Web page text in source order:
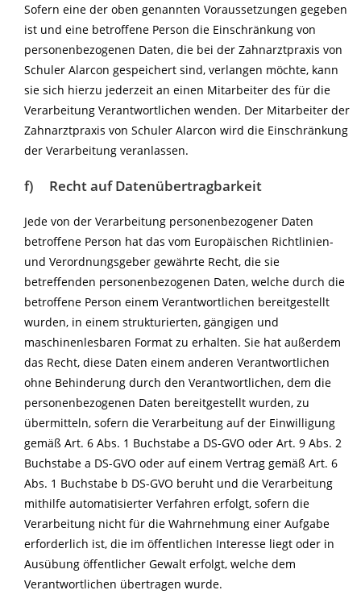
Sofern eine der oben genannten Voraussetzungen gegeben
ist und eine betroffene Person die Einschränkung von
personenbezogenen Daten, die bei der Zahnarztpraxis von
Schuler Alarcon gespeichert sind, verlangen möchte, kann
sie sich hierzu jederzeit an einen Mitarbeiter des für die
Verarbeitung Verantwortlichen wenden. Der Mitarbeiter der
Zahnarztpraxis von Schuler Alarcon wird die Einschränkung
der Verarbeitung veranlassen.
f) Recht auf Datenübertragbarkeit
Jede von der Verarbeitung personenbezogener Daten
betroffene Person hat das vom Europäischen Richtlinien-
und Verordnungsgeber gewährte Recht, die sie
betreffenden personenbezogenen Daten, welche durch die
betroffene Person einem Verantwortlichen bereitgestellt
wurden, in einem strukturierten, gängigen und
maschinenlesbaren Format zu erhalten. Sie hat außerdem
das Recht, diese Daten einem anderen Verantwortlichen
ohne Behinderung durch den Verantwortlichen, dem die
personenbezogenen Daten bereitgestellt wurden, zu
übermitteln, sofern die Verarbeitung auf der Einwilligung
gemäß Art. 6 Abs. 1 Buchstabe a DS-GVO oder Art. 9 Abs. 2
Buchstabe a DS-GVO oder auf einem Vertrag gemäß Art. 6
Abs. 1 Buchstabe b DS-GVO beruht und die Verarbeitung
mithilfe automatisierter Verfahren erfolgt, sofern die
Verarbeitung nicht für die Wahrnehmung einer Aufgabe
erforderlich ist, die im öffentlichen Interesse liegt oder in
Ausübung öffentlicher Gewalt erfolgt, welche dem
Verantwortlichen übertragen wurde.